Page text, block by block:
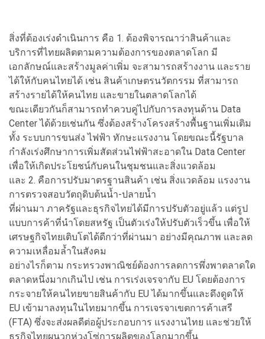
สิ่งที่ต้องเร่งดำเนินการ คือ 1. ต้องพิจารณาว่าสินค้าและ
บริการที่ไทยผลิตตามความต้องการของตลาดโลก มี
เอกลักษณ์และสร้างมูลค่าเพิ่ม จะสามารถสร้างงาน และราย
ได้ให้กับคนไทยได้ เช่น สินค้าเกษตรนวัตกรรม ที่สามารถ
สร้างรายได้ให้คนไทย และขายในตลาดโลกได้
ขณะเดียวกันก็สามารถทำควบคู่ไปกับการลงทุนด้าน Data
Center ได้ด้วยเช่นกัน ซึ่งต้องสร้างโครงสร้างพื้นฐานเพิ่มเติม
ทั้ง ระบบการขนส่ง ไฟฟ้า ทักษะแรงงาน โดยขณะนี้รัฐบาล
กำลังเร่งศึกษาการเพิ่มสัดส่วนไฟฟ้าสะอาดใน Data Center
เพื่อให้เกิดประโยชน์กับคนในชุมชนและสิ่งแวดล้อม
และ 2. คือการปรับมาตรฐานสินค้า เช่น สิ่งแวดล้อม แรงงาน
การตรวจสอบวัตถุดิบต้นน้ำ-ปลายน้ำ
ที่ผ่านมา ภาครัฐและธุรกิจไทยได้มีการปรับตัวอยู่แล้ว แต่รูป
แบบการค้าที่นำโดยสหรัฐ เป็นตัวเร่งให้ปรับตัวเร็วขึ้น เพื่อให้
เศรษฐกิจไทยเติบโตได้ดีกว่าที่ผ่านมา อย่างมีคุณภาพ และลด
ความเหลื่อมล้ำในสังคม
อย่างไรก็ตาม กระทรวงพาณิชย์ต้องการลดการพึ่งพาตลาดใด
ตลาดหนึ่งมากเกินไป เช่น การเร่งเจรจากับ EU โดยต้องการ
กระจายให้คนไทยขายสินค้ากับ EU ได้มากขึ้นและดึงดูดให้
EU เข้ามาลงทุนในไทยมากขึ้น การเจรจาเขตการค้าเสรี
(FTA) ซึ่งจะส่งผลดีต่อผู้ประกอบการ แรงงานไทย และช่วยให้
ธุรกิจไทยผนวกห่วงโซ่การผลิตของโลกมากขึ้น